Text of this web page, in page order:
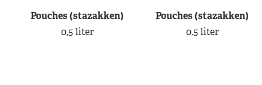
Pouches (stazakken)
0,5 liter
Pouches (stazakken)
0.5 liter